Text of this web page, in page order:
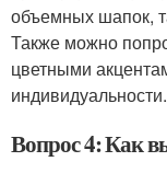
объемных шапок,
Также можно
цветными
индивидуальности.
Вопрос 4: Как